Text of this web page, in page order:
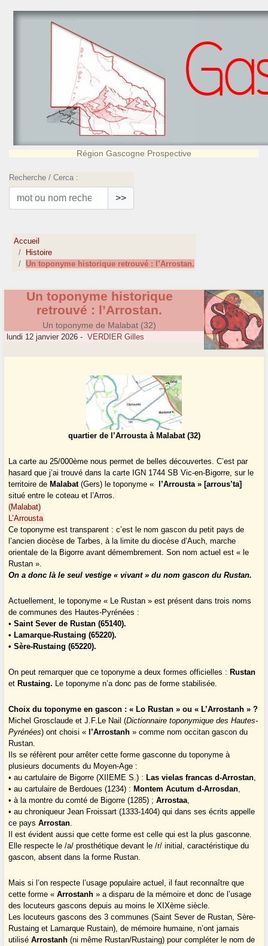
Région Gascogne Prospective
Recherche / Cerca :
>>
Accueil
Histoire
Un toponyme historique retrouvé : l’Arrostan.
Un toponyme historique
retrouvé : l’Arrostan.
Un toponyme de Malabat (32)
lundi 12 janvier 2026 - VERDIER Gilles
quartier de l’Arrousta à Malabat (32)
La carte au 25/000ème nous permet de belles découvertes. C’est par
hasard que j’ai trouvé dans la carte IGN 1744 SB Vic-en-Bigorre, sur le
territoire de Malabat(Gers) le toponyme «
l’Arrousta » [arrous’ta]
situé entre le coteau et l’Arros.
(Malabat)
L’Arrousta
Ce toponyme est transparent : c’est le nom gascon du petit pays de
l’ancien diocèse de Tarbes, à la limite du diocèse d’Auch, marche
orientale de la Bigorre avant démembrement. Son nom actuel est « le
Rustan ».
On a donc là le seul vestige « vivant » du nom gascon du Rustan.
Actuellement, le toponyme « Le Rustan » est présent dans trois noms
de communes des Hautes-Pyrénées :
•Saint Sever de Rustan (65140).
• Lamarque-Rustaing (65220).
• Sère-Rustaing (65220).
On peut remarquer que ce toponyme a deux formes officielles : Rustan
et Rustaing. Le toponyme n’a donc pas de forme stabilisée.
Choix du toponyme en gascon : « Lo Rustan » ou « L’Arrostanh » ?
Michel Grosclaude et J.F.Le Nail (Dictionnaire toponymique des Hautes-
Pyrénées) ont choisi « l’Arrostanh » comme nom occitan gascon du
Rustan.
Ils se réfèrent pour arrêter cette forme gasconne du toponyme à
plusieurs documents du Moyen-Age :
• au cartulaire de Bigorre (XIIEME S.) : Las vielas francas d-Arrostan,
• au cartulaire de Berdoues (1234) : Montem Acutum d-Arrosdan,
• à la montre du comté de Bigorre (1285) ;Arrostaa,
• au chroniqueur Jean Froissart (1333-1404) qui dans ses écrits appelle
ce paysArrostan.
Il est évident aussi que cette forme est celle qui est la plus gasconne.
Elle respecte le /a/ prosthétique devant le /r/ initial, caractéristique du
gascon, absent dans la forme Rustan.
Mais si l’on respecte l’usage populaire actuel, il faut reconnaître que
cette forme «Arrostanh » a disparu de la mémoire et donc de l’usage
des locuteurs gascons depuis au moins le XIXème siècle.
Les locuteurs gascons des 3 communes (Saint Sever de Rustan, Sère-
Rustaing et Lamarque Rustain), de mémoire humaine, n’ont jamais
utiliséArrostanh (ni même Rustan/Rustaing) pour compléter le nom de